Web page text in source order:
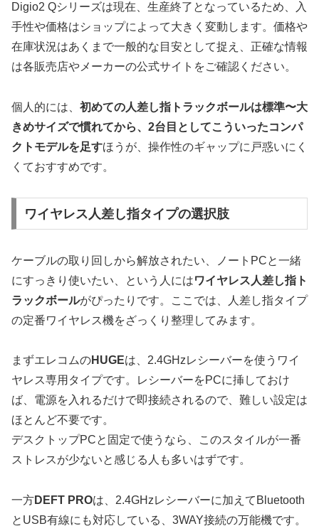
Digio2 Qシリーズは現在、生産終了となっているため、入
手性や価格はショップによって大きく変動します。価格や
在庫状況はあくまで一般的な目安として捉え、正確な情報
は各販売店やメーカーの公式サイトをご確認ください。
個人的には、 初めての人差し指トラックボールは標準〜大
きめサイズで慣れてから、2台目としてこういったコンパ
クトモデルを足すほうが、操作性のギャップに戸惑いにく
くておすすめです。
ワイヤレス人差し指タイプの選択肢
ケーブルの取り回しから解放されたい、ノートPCと一緒
にすっきり使いたい、という人にはワイヤレス人差し指ト
ラックボールがぴったりです。ここでは、人差し指タイプ
の定番ワイヤレス機をざっくり整理してみます。
まずエレコムのHUGEは、2.4GHzレシーバーを使うワイ
ヤレス専用タイプです。レシーバーをPCに挿しておけ
ば、電源を入れるだけで即接続されるので、難しい設定は
ほとんど不要です。
デスクトップPCと固定で使うなら、このスタイルが一番
ストレスが少ないと感じる人も多いはずです。
一方DEFT PROは、2.4GHzレシーバーに加えてBluetooth
とUSB有線にも対応している、3WAY接続の万能機です。